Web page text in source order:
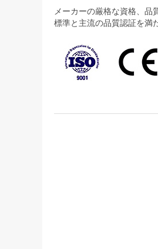
メーカーの厳格な資格、品
標準と主流の品質認証を満